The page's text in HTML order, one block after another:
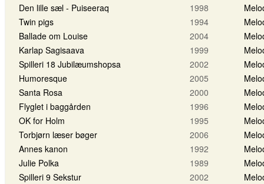
Den lille sæl - Puiseeraq
1998
Twin pigs
1994
Ballade om Louise
2004
Karlap Sagisaava
1999
Spilleri 18 Jubilæumshopsa
2002
Humoresque
2005
Santa Rosa
2000
Flyglet i baggården
1996
OK for Holm
1995
Torbjørn læser bøger
2006
Annes kanon
1992
Julie Polka
1989
Spilleri 9 Sekstur
2002